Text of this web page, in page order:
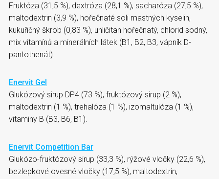
Fruktóza (31,5 %), dextróza (28,1 %), sacharóza (27,5 %),
maltodextrin (3,9 %), hořečnaté soli mastných kyselin,
kukuřičný škrob (0,83 %), uhličitan hořečnatý, chlorid sodný,
mix vitamínů a minerálních látek (B1, B2, B3, vápník D-
pantothenát).
Enervit Gel
Glukózový sirup DP4 (73 %), fruktózový sirup (2 %),
maltodextrin (1 %), trehalóza (1 %), izomaltulóza (1 %),
vitaminy B (B3, B6, B1).
Enervit Competition Bar
Glukózo-fruktózový sirup (33,3 %), rýžové vločky (22,6 %),
bezlepkové ovesné vločky (17,5 %), maltodextrin,